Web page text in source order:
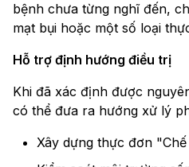
bệnh chưa từng nghĩ đến,
mạt bụi hoặc một số loại
Hỗ trợ định hướng điều trị
Khi đã xác định được
có thể đưa ra hướng xử lý
Xây dựng thực đơn